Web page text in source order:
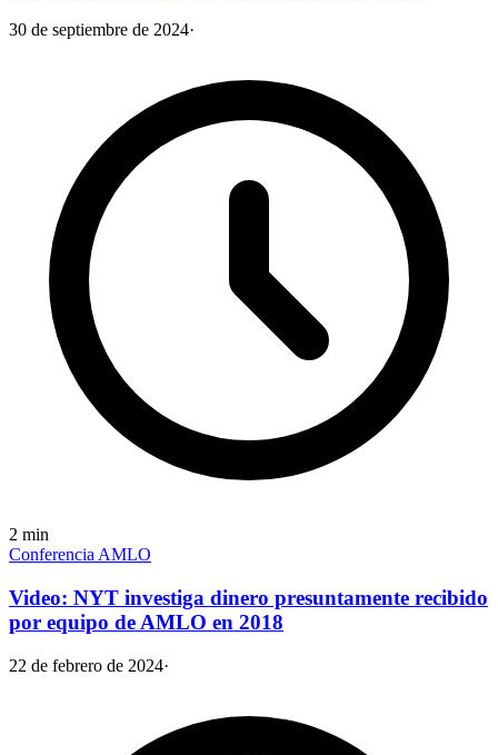
30 de septiembre de 2024·
2 min
Conferencia AMLO
Video: NYT investiga dinero presuntamente recibido
por equipo de AMLO en 2018
22 de febrero de 2024·